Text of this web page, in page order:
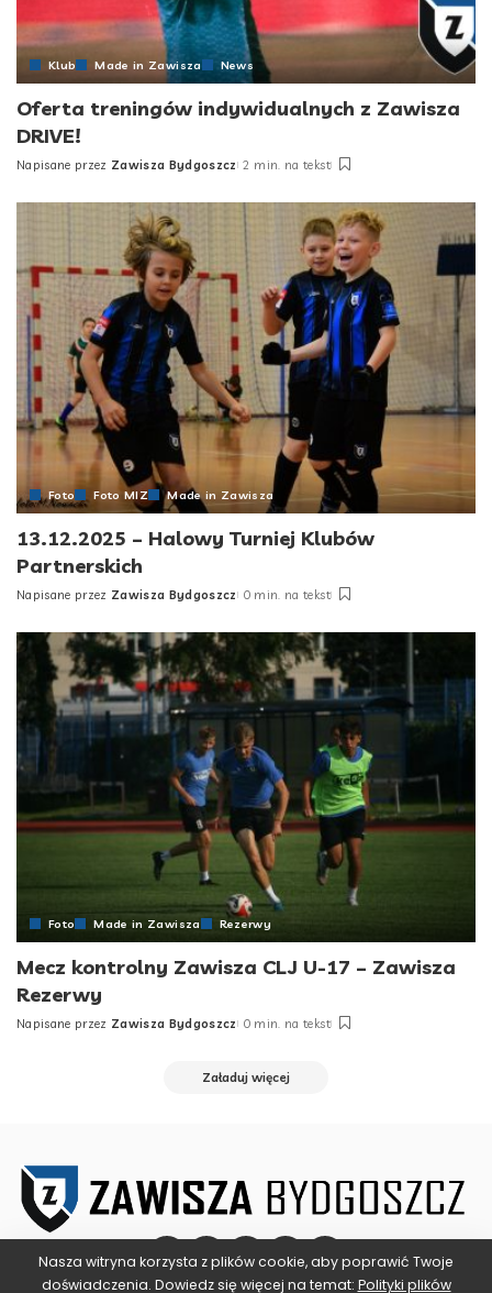
Klub Made in Zawisza News
Oferta treningów indywidualnych z Zawisza
DRIVE!
Posted
Napisane przez Zawisza Bydgoszcz 2 min. na tekst
Foto Foto MIZ Made in Zawisza
13.12.2025 – Halowy Turniej Klubów
Partnerskich
Posted
Napisane przez Zawisza Bydgoszcz 0 min. na tekst
Foto Made in Zawisza Rezerwy
Mecz kontrolny Zawisza CLJ U-17 – Zawisza
Rezerwy
Posted
Napisane przez Zawisza Bydgoszcz 0 min. na tekst
Załaduj więcej
Nasza witryna korzysta z plików cookie, aby poprawić Twoje
doświadczenia. Dowiedz się więcej na temat: Polityki plików